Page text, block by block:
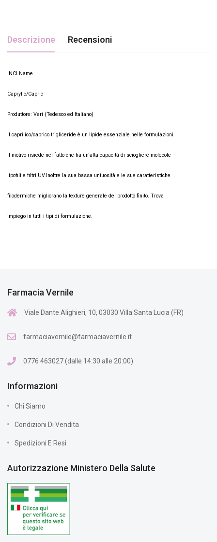
Descrizione Recensioni
NCI Name
Caprylic/Capric
Produttore: Vari (Tedesco ed Italiano)
Il caprilico/caprico trigliceride è un lipide essenziale nelle formulazioni.
Il motivo risiede nel fatto che ha un'alta capacità di sciogliere molecole
lipofili e filtri UV.Inoltre la sua bassa untuosità e le sue caratteristiche
filodermiche migliorano la texture generale del prodotto finito. Trova
impiego in tutti i tipi di formulazione.
Farmacia Vernile
Viale Dante Alighieri, 10, 03030 Villa Santa Lucia (FR)
farmaciavernile@farmaciavernile.it
0776 463027 (dalle 14:30 alle 20:00)
Informazioni
Chi Siamo
Condizioni Di Vendita
Spedizioni E Resi
Autorizzazione Ministero Della Salute